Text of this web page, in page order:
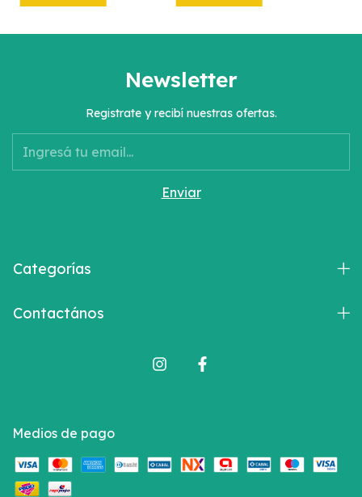
Newsletter
Registrate y recibí nuestras ofertas.
Categorías
Contactános
Medios de pago